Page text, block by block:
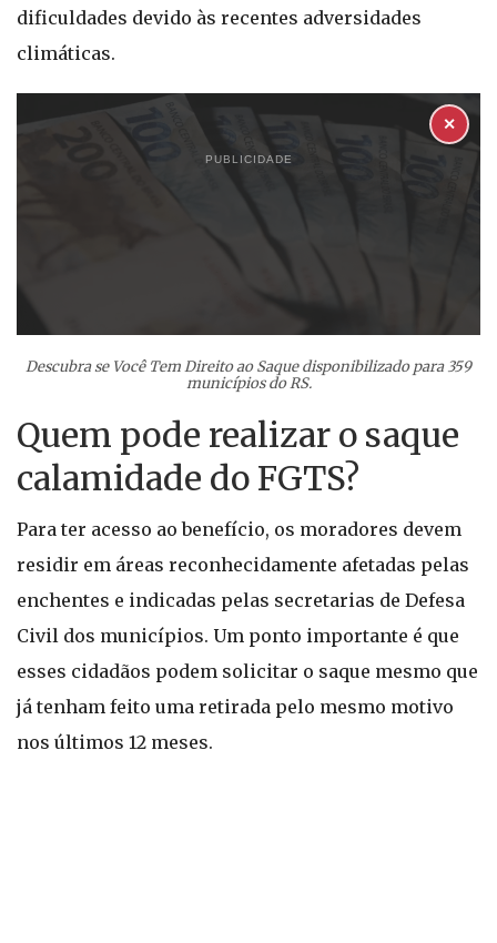
dificuldades devido às recentes adversidades
climáticas.
PUBLICIDADE
✕
Descubra se Você Tem Direito ao Saque disponibilizado para 359
municípios do RS.
Quem pode realizar o saque
calamidade do FGTS?
Para ter acesso ao benefício, os moradores devem
residir em áreas reconhecidamente afetadas pelas
enchentes e indicadas pelas secretarias de Defesa
Civil dos municípios. Um ponto importante é que
esses cidadãos podem solicitar o saque mesmo que
já tenham feito uma retirada pelo mesmo motivo
nos últimos 12 meses.